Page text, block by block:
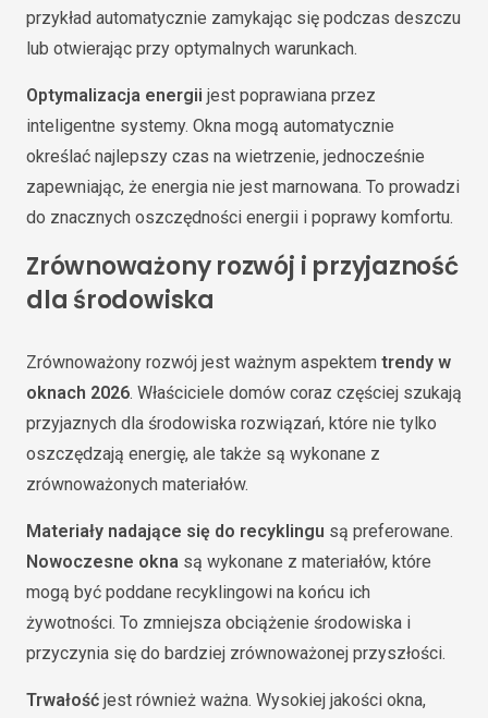
przykład automatycznie zamykając się podczas deszczu
lub otwierając przy optymalnych warunkach.
Optymalizacja energii jest poprawiana przez
inteligentne systemy. Okna mogą automatycznie
określać najlepszy czas na wietrzenie, jednocześnie
zapewniając, że energia nie jest marnowana. To prowadzi
do znacznych oszczędności energii i poprawy komfortu.
Zrównoważony rozwój i przyjazność
dla środowiska
Zrównoważony rozwój jest ważnym aspektem trendy w
oknach 2026. Właściciele domów coraz częściej szukają
przyjaznych dla środowiska rozwiązań, które nie tylko
oszczędzają energię, ale także są wykonane z
zrównoważonych materiałów.
Materiały nadające się do recyklingu są preferowane.
Nowoczesne okna są wykonane z materiałów, które
mogą być poddane recyklingowi na końcu ich
żywotności. To zmniejsza obciążenie środowiska i
przyczynia się do bardziej zrównoważonej przyszłości.
Trwałość jest również ważna. Wysokiej jakości okna,